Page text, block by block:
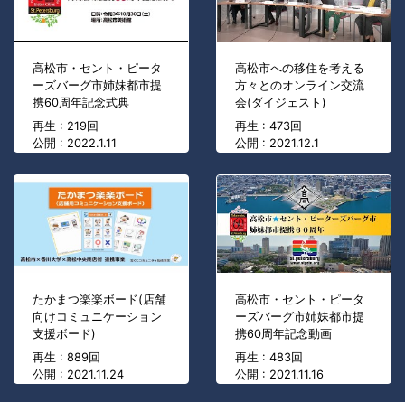
高松市・セント・ピータ
ーズバーグ市姉妹都市提
携60周年記念式典
再生 : 219回
公開 : 2022.1.11
高松市への移住を考える
方々とのオンライン交流
会(ダイジェスト)
再生 : 473回
公開 : 2021.12.1
たかまつ楽楽ボード(店舗
向けコミュニケーション
支援ボード)
再生 : 889回
公開 : 2021.11.24
高松市・セント・ピータ
ーズバーグ市姉妹都市提
携60周年記念動画
再生 : 483回
公開 : 2021.11.16